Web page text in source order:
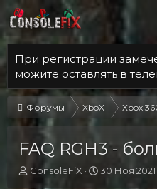
При регистрации
можите оставлять в
Форумы XboX Xbox
FAQ RGH3 -
А
ConsoleFiX
Д
30 Ноя 2021